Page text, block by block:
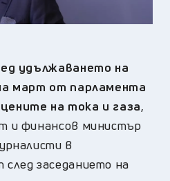
удължаването на
март от парламента
на тока и газа,
и финансов министър
в
заседанието на